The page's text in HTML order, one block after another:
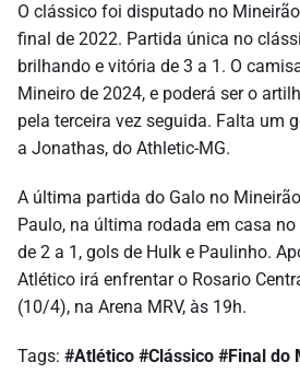
O clássico foi disputado no
final de 2022. Partida única no
brilhando e vitória de 3 a 1. O
Mineiro de 2024, e poderá ser o
pela terceira vez seguida. Falta um
a Jonathas, do Athletic-MG.
A última partida do Galo no
Paulo, na última rodada em casa
de 2 a 1, gols de Hulk e Paulinho.
Atlético irá enfrentar o Rosario
(10/4), na Arena MRV, às 19h.
Tags: #Atlético #Clássico #Final do